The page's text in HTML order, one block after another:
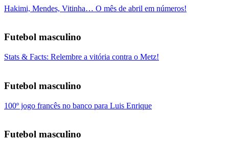
Hakimi, Mendes, Vitinha… O mês de abril em números!
Futebol masculino
Stats & Facts: Relembre a vitória contra o Metz!
Futebol masculino
100º jogo francês no banco para Luis Enrique
Futebol masculino